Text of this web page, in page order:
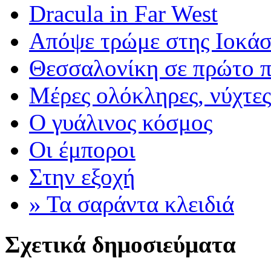
Dracula in Far West
Απόψε τρώμε στης
Θεσσαλονίκη σε πρώτο
Μέρες ολόκληρες,
Ο γυάλινος κόσμος
Οι έμποροι
Στην εξοχή
» Τα σαράντα κλειδιά
Σχετικά δημοσιεύματα